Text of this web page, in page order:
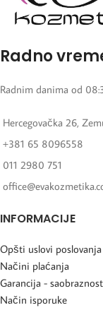
Radno
Radnim danima od
Hercegovačka 26,
+381 65 8096558
011 2980 751
INFORMACIJE
Opšti uslovi poslovanja
Načini plaćanja
Garancija - saobraznost
Način isporuke